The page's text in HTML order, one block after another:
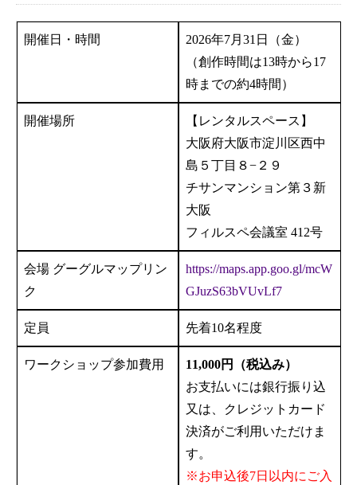
開催日・時間
2026年7月31日（金）
（創作時間は13時から17
時までの約4時間）
開催場所
【レンタルスペース】
大阪府大阪市淀川区西中
島５丁目８−２９
チサンマンション第３新
大阪
フィルスペ会議室 412号
会場 グーグルマップリン
ク
https://maps.app.goo.gl/mcW
GJuzS63bVUvLf7
定員 先着10名程度
ワークショップ参加費用
11,000円（税込み）
お支払いには銀行振り込
又は、クレジットカード
決済がご利用いただけま
す。
※お申込後7日以内にご入